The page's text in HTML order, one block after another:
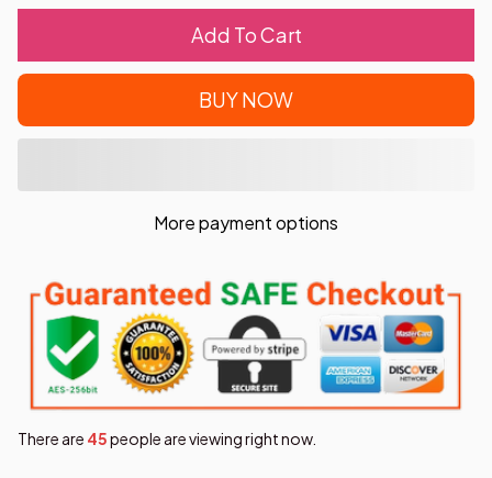
Add To Cart
BUY NOW
More payment options
There are 45people are viewing right now.